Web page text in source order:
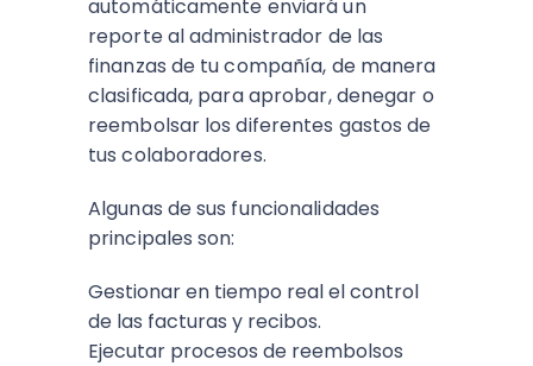
automáticamente enviará un
reporte al administrador de las
finanzas de tu compañía, de manera
clasificada, para aprobar, denegar o
reembolsar los diferentes gastos de
tus colaboradores.
Algunas de sus funcionalidades
principales son:
Gestionar en tiempo real el control
de las facturas y recibos.
Ejecutar procesos de reembolsos